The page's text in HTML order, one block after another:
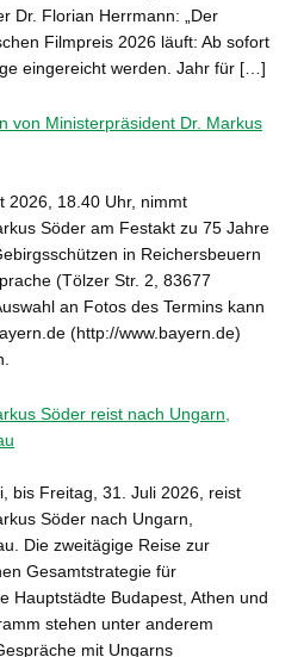
Dr. Florian Herrmann: „Der
Filmpreis 2026 läuft: Ab sofort
eingereicht werden. Jahr für […]
von Ministerpräsident Dr. Markus
2026, 18.40 Uhr, nimmt
Söder am Festakt zu 75 Jahre
in Reichersbeuern
(Tölzer Str. 2, 83677
an Fotos des Termins kann
(http://www.bayern.de)
Söder reist nach Ungarn,
bis Freitag, 31. Juli 2026, reist
Söder nach Ungarn,
Die zweitägige Reise zur
Gesamtstrategie für
Hauptstädte Budapest, Athen und
stehen unter anderem
mit Ungarns